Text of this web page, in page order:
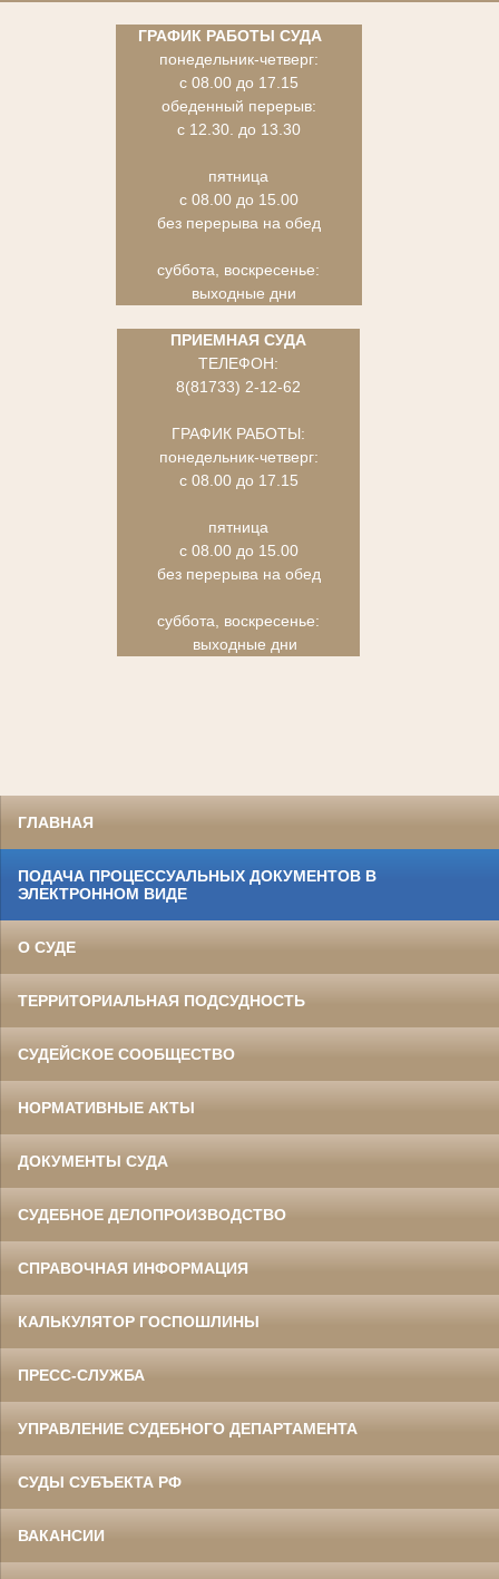
ГРАФИК РАБОТЫ СУДА
понедельник-четверг:
с 08.00 до 17.15
обеденный перерыв:
с 12.30. до 13.30
пятница
с 08.00 до 15.00
без перерыва на обед
суббота, воскресенье:
выходные дни
ПРИЕМНАЯ СУДА
ТЕЛЕФОН:
8(81733) 2-12-62
ГРАФИК РАБОТЫ:
понедельник-четверг:
с 08.00 до 17.15
пятница
с 08.00 до 15.00
без перерыва на обед
суббота, воскресенье:
выходные дни
ГЛАВНАЯ
ПОДАЧА ПРОЦЕССУАЛЬНЫХ ДОКУМЕНТОВ В
ЭЛЕКТРОННОМ ВИДЕ
О СУДЕ
ТЕРРИТОРИАЛЬНАЯ ПОДСУДНОСТЬ
СУДЕЙСКОЕ СООБЩЕСТВО
НОРМАТИВНЫЕ АКТЫ
ДОКУМЕНТЫ СУДА
СУДЕБНОЕ ДЕЛОПРОИЗВОДСТВО
СПРАВОЧНАЯ ИНФОРМАЦИЯ
КАЛЬКУЛЯТОР ГОСПОШЛИНЫ
ПРЕСС-СЛУЖБА
УПРАВЛЕНИЕ СУДЕБНОГО ДЕПАРТАМЕНТА
СУДЫ СУБЪЕКТА РФ
ВАКАНСИИ